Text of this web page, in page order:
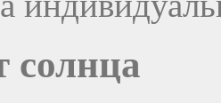
солнца